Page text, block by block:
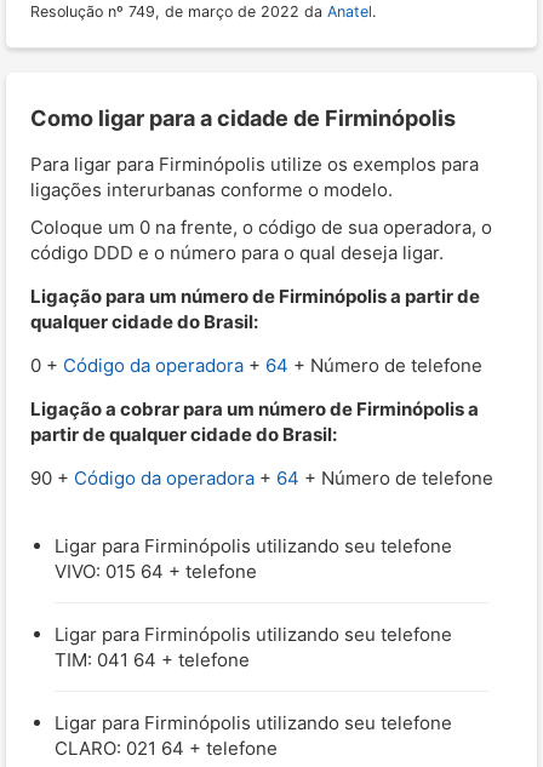
Resolução nº 749, de março de 2022 da Anatel.
Como ligar para a cidade de Firminópolis
Para ligar para Firminópolis utilize os exemplos para
ligações interurbanas conforme o modelo.
Coloque um 0 na frente, o código de sua operadora, o
código DDD e o número para o qual deseja ligar.
Ligação para um número de Firminópolis a partir de
qualquer cidade do Brasil:
0 + Código da operadora + 64 + Número de telefone
Ligação a cobrar para um número de Firminópolis a
partir de qualquer cidade do Brasil:
90 + Código da operadora + 64 + Número de telefone
Ligar para Firminópolis utilizando seu telefone
VIVO: 015 64 + telefone
Ligar para Firminópolis utilizando seu telefone
TIM: 041 64 + telefone
Ligar para Firminópolis utilizando seu telefone
CLARO: 021 64 + telefone